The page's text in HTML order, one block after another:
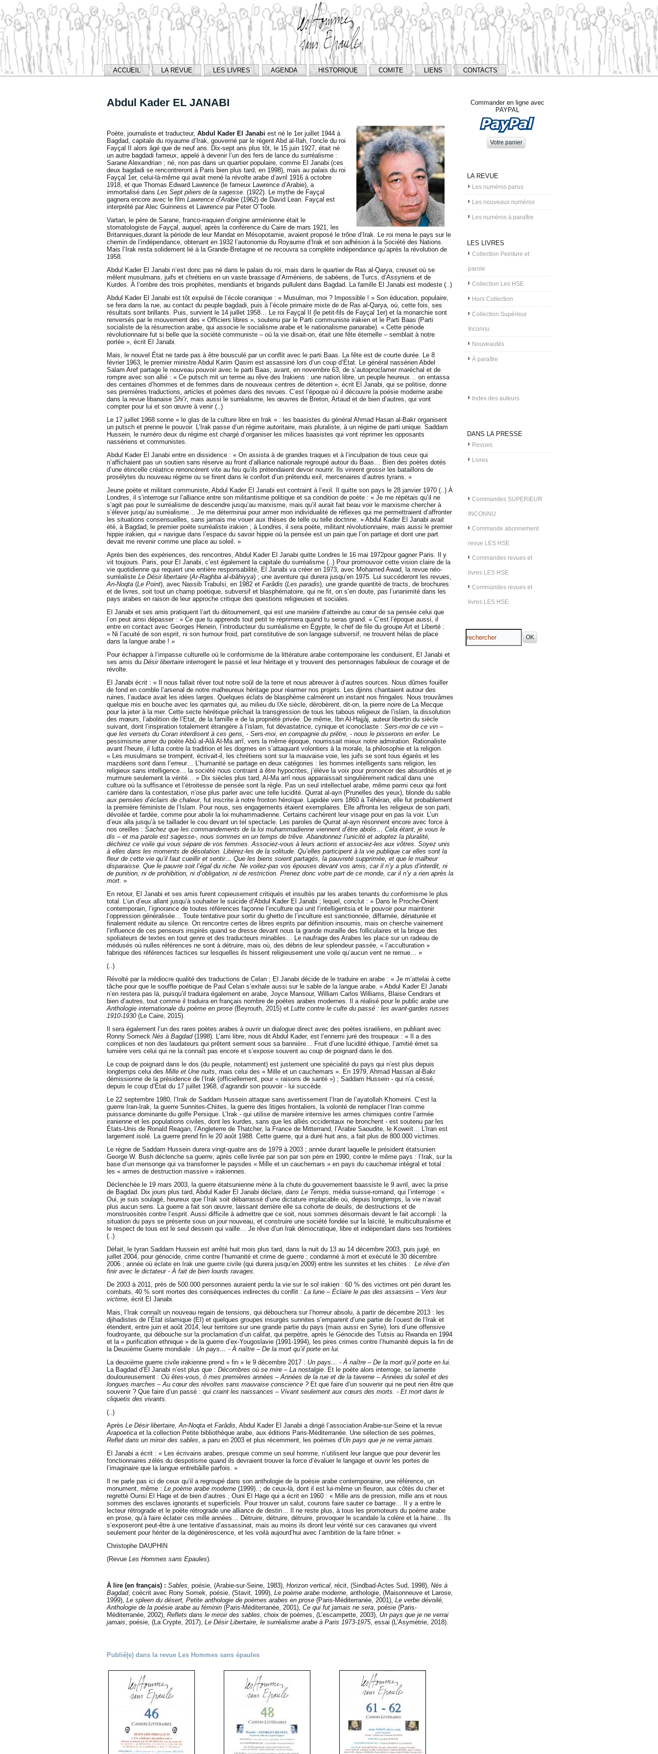
ACCUEIL LA REVUE LES LIVRES AGENDA HISTORIQUE COMITE LIENS CONTACTS
Abdul Kader EL JANABI
Poète, journaliste et traducteur, Abdul Kader El Janabi est né le 1er juillet 1944 à
Bagdad, capitale du royaume d’Irak, gouverné par le régent Abd al-Ilah, l’oncle du roi
Fayçal II alors âgé que de neuf ans. Dix-sept ans plus tôt, le 15 juin 1927, était né
un autre bagdadi fameux, appelé à devenir l’un des fers de lance du surréalisme :
Sarane Alexandrian ; né, non pas dans un quartier populaire, comme El Janabi (ces
deux bagdadi se rencontreront à Paris bien plus tard, en 1998), mais au palais du roi
Fayçal 1er, celui-là-même qui avait mené la révolte arabe d’avril 1916 à octobre
1918, et que Thomas Edward Lawrence (le fameux Lawrence d’Arabie), a
immortalisé dans Les Sept piliers de la sagesse. (1922). Le mythe de Fayçal
gagnera encore avec le film Lawrence d’Arabie (1962) de David Lean. Fayçal est
interprété par Alec Guinness et Lawrence par Peter O’Toole.
Vartan, le père de Sarane, franco-iraquien d’origine arménienne était le
stomatologiste de Fayçal, auquel, après la conférence du Caire de mars 1921, les
Britanniques,durant la période de leur Mandat en Mésopotamie, avaient proposé le trône d’Irak. Le roi mena le pays sur le
chemin de l’indépendance, obtenant en 1932 l’autonomie du Royaume d’Irak et son adhésion à la Société des Nations.
Mais l’Irak resta solidement lié à la Grande-Bretagne et ne recouvra sa complète indépendance qu’après la révolution de
1958.
Abdul Kader El Janabi n’est donc pas né dans le palais du roi, mais dans le quartier de Ras al-Qarya, creuset où se
mêlent musulmans, juifs et chrétiens en un vaste brassage d’Arméniens, de sabéens, de Turcs, d’Assyriens et de
Kurdes. À l’ombre des trois prophètes, mendiants et brigands pullulent dans Bagdad. La famille El Janabi est modeste (..)
Abdul Kader El Janabi est tôt expulsé de l’école coranique : « Musulman, moi ? Impossible ! » Son éducation, populaire,
se fera dans la rue, au contact du peuple bagdadi, puis à l’école primaire mixte de de Ras al-Qarya, où, cette fois, ses
résultats sont brillants. Puis, survient le 14 juillet 1958… Le roi Fayçal II (le petit-fils de Fayçal 1er) et la monarchie sont
renversés par le mouvement des « Officiers libres », soutenu par le Parti communiste irakien et le Parti Baas (Parti
socialiste de la résurrection arabe, qui associe le socialisme arabe et le nationalisme panarabe). « Cette période
révolutionnaire fut si belle que la société communiste – où la vie disait-on, était une fête éternelle – semblait à notre
portée », écrit El Janabi.
Mais, le nouvel État ne tarde pas à être bousculé par un conflit avec le parti Baas. La fête est de courte durée. Le 8
février 1963, le premier ministre Abdul Karim Qasim est assassiné lors d’un coup d’État. Le général nassérien Abdel
Salam Aref partage le nouveau pouvoir avec le parti Baas, avant, en novembre 63, de s’autoproclamer maréchal et de
rompre avec son allié : « Ce putsch mit un terme au rêve des Irakiens : une nation libre, un peuple heureux… on entassa
des centaines d’hommes et de femmes dans de nouveaux centres de détention », écrit El Janabi, qui se politise, donne
ses premières traductions, articles et poèmes dans des revues. C’est l’époque où il découvre la poésie moderne arabe
dans la revue libanaise Shi’r, mais aussi le surréalisme, les œuvres de Breton, Artaud et de bien d’autres, qui vont
compter pour lui et son œuvre à venir (..)
Le 17 juillet 1968 sonne « le glas de la culture libre en Irak » : les baasistes du général Ahmad Hasan al-Bakr organisent
un putsch et prenne le pouvoir. L’Irak passe d’un régime autoritaire, mais pluraliste, à un régime de parti unique. Saddam
Hussein, le numéro deux du régime est chargé d’organiser les milices baasistes qui vont réprimer les opposants
nassériens et communistes.
Abdul Kader El Janabi entre en dissidence : « On assista à de grandes traques et à l’inculpation de tous ceux qui
n’affichaient pas un soutien sans réserve au front d’alliance nationale regroupé autour du Baas… Bien des poètes dotés
d’une étincelle créatrice renoncèrent vite au feu qu’ils prétendaient devoir nourrir. Ils vinrent grossir les bataillons de
prosélytes du nouveau régime ou se firent dans le confort d’un prétendu exil, mercenaires d’autres tyrans. »
Jeune poète et militant communiste, Abdul Kader El Janabi est contraint à l’exil. Il quitte son pays le 28 janvier 1970 (..) À
Londres, il s’interroge sur l’alliance entre son militantisme politique et sa condition de poète : « Je me répétais qu’il ne
s’agit pas pour le surréalisme de descendre jusqu’au marxisme, mais qu’il aurait fait beau voir le marxisme chercher à
s’élever jusqu’au surréalisme… Je me déterminai pour armer mon individualité de réflexes qui me permettraient d’affronter
les situations consensuelles, sans jamais me vouer aux thèses de telle ou telle doctrine. » Abdul Kader El Janabi avait
été, à Bagdad, le premier poète surréaliste irakien ; à Londres, il sera poète, militant révolutionnaire, mais aussi le premier
hippie irakien, qui « navigue dans l’espace du savoir hippie où la pensée est un pain que l’on partage et dont une part
devait me revenir comme une place au soleil. »
Après bien des expériences, des rencontres, Abdul Kader El Janabi quitte Londres le 16 mai 1972pour gagner Paris. Il y
vit toujours. Paris, pour El Janabi, c’est également la capitale du surréalisme (..) Pour promouvoir cette vision claire de la
vie quotidienne qui requiert une entière responsabilité, El Janabi va créer en 1973, avec Mohamed Awad, la revue néo-
surréaliste Le Désir libertaire (Ar-Raghba al-ibâhiyya) ; une aventure qui durera jusqu’en 1975. Lui succéderont les revues,
An-Noqta (Le Point), avec Nassib Trabulsi, en 1982 et Farâdis (Les paradis), une grande quantité de tracts, de brochures
et de livres, soit tout un champ poétique, subversif et blasphématoire, qui ne fit, on s’en doute, pas l’unanimité dans les
pays arabes en raison de leur approche critique des questions religieuses et sociales.
El Janabi et ses amis pratiquent l’art du détournement, qui est une manière d’atteindre au cœur de sa pensée celui que
l’on peut ainsi dépasser : « Ce que tu apprends tout petit te réprimera quand tu seras grand. » C’est l’époque aussi, il
entre en contact avec Georges Henein, l’introducteur du surréalisme en Égypte, le chef de file du groupe Art et Liberté :
« Ni l’acuité de son esprit, ni son humour froid, part constitutive de son langage subversif, ne trouvent hélas de place
dans la langue arabe ! »
Pour échapper à l’impasse culturelle où le conformisme de la littérature arabe contemporaine les conduisent, El Janabi et
ses amis du Désir libertaire interrogent le passé et leur héritage et y trouvent des personnages fabuleux de courage et de
révolte.
El Janabi écrit : « Il nous fallait rêver tout notre soûl de la terre et nous abreuver à d’autres sources. Nous dûmes fouiller
de fond en comble l’arsenal de notre malheureux héritage pour réarmer nos projets. Les djinns chantaient autour des
ruines, l’audace avait les idées larges. Quelques éclats de blasphème calmèrent un instant nos fringales. Nous trouvâmes
quelque mis en bouche avec les qarmates qui, au milieu du IXe siècle, dérobèrent, dit-on, la pierre noire de La Mecque
pour la jeter à la mer. Cette secte hérétique prêchait la transgression de tous les tabous religieux de l’islam, la dissolution
des mœurs, l’abolition de l’Etat, de la famille e de la propriété privée. De même, Ibn Al-Hajjâj, auteur libertin du siècle
suivant, dont l’inspiration totalement étrangère à l’islam, fut dévastatrice, cynique et iconoclaste : Sers-moi de ce vin –
que les versets du Coran interdisent à ces gens, - Sers-moi, en compagnie du prêtre, - nous le pisserons en enfer. Le
pessimisme amer du poète Abû al-Alâ Al-Ma arrî, vers la même époque, nourrissait mieux notre admiration. Rationaliste
avant l’heure, il lutta contre la tradition et les dogmes en s’attaquant volontiers à la morale, la philosophie et la religion.
« Les musulmans se trompent, écrivait-il, les chrétiens sont sur la mauvaise voie, les juifs se sont tous égarés et les
mazdéens sont dans l’erreur… L’humanité se partage en deux catégories : les hommes intelligents sans religion, les
religieux sans intelligence… la société nous contraint à être hypocrites, j’élève la voix pour prononcer des absurdités et je
murmure seulement la vérité… » Dix siècles plus tard, Al-Ma arrî nous apparaissait singulièrement radical dans une
culture où la suffisance et l’étroitesse de pensée sont la règle. Pas un seul intellectuel arabe, même parmi ceux qui font
carrière dans la contestation, n’ose plus parler avec une telle lucidité. Qurrat al-ayn (Prunelles des yeux), blonde du sable
aux pensées d’éclairs de chaleur, fut inscrite à notre fronton héroïque. Lapidée vers 1860 à Téhéran, elle fut probablement
la première féministe de l’Islam. Pour nous, ses engagements étaient exemplaires. Elle affronta les religieux de son parti,
dévoilée et fardée, comme pour abolir la loi muhammadienne. Certains cachèrent leur visage pour en pas la voir. L’un
d’eux alla jusqu’à se taillader le cou devant un tel spectacle. Les paroles de Qurrat al-ayn résonnent encore avec force à
nos oreilles : Sachez que les commandements de la loi muhammadienne viennent d’être abolis… Cela étant, je vous le
dis – et ma parole est sagesse-, nous sommes en un temps de trêve. Abandonnez l’unicité et adoptez la pluralité,
déchirez ce voile qui vous sépare de vos femmes. Associez-vous à leurs actions et associez-les aux vôtres. Soyez unis
à elles dans les moments de désolation. Libérez-les de la solitude. Qu’elles participent à la vie publique car elles sont la
fleur de cette vie qu’il faut cueillir et sentir… Que les biens soient partagés, la pauvreté supprimée, et que le malheur
disparaisse. Que le pauvre soit l’égal du riche. Ne voilez-pas vos épouses devant vos amis, car il n’y a plus d’interdit, ni
de punition, ni de prohibition, ni d’obligation, ni de restriction. Prenez donc votre part de ce monde, car il n’y a rien après la
mort. »
En retour, El Janabi et ses amis furent copieusement critiqués et insultés par les arabes tenants du conformisme le plus
total. L’un d’eux allant jusqu’à souhaiter le suicide d’Abdul Kader El Janabi ; lequel, conclut : « Dans le Proche-Orient
contemporain, l’ignorance de toutes références façonne l’inculture qui unit l’intelligentsia et le pouvoir pour maintenir
l’oppression généralisée… Toute tentative pour sortir du ghetto de l’inculture est sanctionnée, diffamée, dénaturée et
finalement réduite au silence. On rencontre certes de libres esprits par définition insoumis, mais on cherche vainement
l’influence de ces penseurs inspirés quand se dresse devant nous la grande muraille des folliculaires et la brique des
spoliateurs de textes en tout genre et des traducteurs minables… Le naufrage des Arabes les place sur un radeau de
médusés où nulles références ne sont à détruire, mais où, des débris de leur splendeur passée, « l’acculturation »
fabrique des références factices sur lesquelles ils hissent religieusement une voile qu’aucun vent ne remue… »
(..)
Révolté par la médiocre qualité des traductions de Celan ; El Janabi décide de le traduire en arabe : « Je m’attelai à cette
tâche pour que le souffle poétique de Paul Celan s’exhale aussi sur le sable de la langue arabe. » Abdul Kader El Janabi
n’en restera pas là, puisqu’il traduira également en arabe, Joyce Mansour, William Carlos Williams, Blaise Cendrars et
bien d’autres, tout comme il traduira en français nombre de poètes arabes modernes. Il a réalisé pour le public arabe une
Anthologie internationale du poème en prose (Beyrouth, 2015) et Lutte contre le culte du passé : les avant-gardes russes
1910-1930(Le Caire, 2015).
Il sera également l’un des rares poètes arabes à ouvrir un dialogue direct avec des poètes israéliens, en publiant avec
Ronny Someck Nés à Bagdad(1998). L’ami libre, nous dit Abdul Kader, est l’ennemi juré des troupeaux : « Il a des
complices et non des laudateurs qui prêtent serment sous sa bannière… Fruit d’une lucidité éthique, l’amitié émet sa
lumière vers celui qui ne la connaît pas encore et s’expose souvent au coup de poignard dans le dos.
Le coup de poignard dans le dos (du peuple, notamment) est justement une spécialité du pays qui n’est plus depuis
longtemps celui des Mille et Une nuits, mais celui des « Mille et un cauchemars ». En 1979, Ahmad Hassan al-Bakr
démissionne de la présidence de l’Irak (officiellement, pour « raisons de santé ») ; Saddam Hussein - qui n’a cessé,
depuis le coup d’État du 17 juillet 1968, d’agrandir son pouvoir - lui succède.
Le 22 septembre 1980, l’Irak de Saddam Hussein attaque sans avertissement l’Iran de l’ayatollah Khomeini. C’est la
guerre Iran-Irak, la guerre Sunnites-Chiites, la guerre des litiges frontaliers, la volonté de remplacer l’Iran comme
puissance dominante du golfe Persique. L’Irak - qui utilise de manière intensive les armes chimiques contre l’armée
iranienne et les populations civiles, dont les kurdes, sans que les alliés occidentaux ne bronchent - est soutenu par les
États-Unis de Ronald Reagan, l’Angleterre de Thatcher, la France de Mitterrand, l’Arabie Saoudite, le Koweït… L’Iran est
largement isolé. La guerre prend fin le 20 août 1988. Cette guerre, qui a duré huit ans, a fait plus de 800.000 victimes.
Le règne de Saddam Hussein durera vingt-quatre ans de 1979 à 2003 ; année durant laquelle le président étatsunien
George W. Bush déclenche sa guerre, après celle livrée par son par son père en 1990, contre le même pays : l’Irak, sur la
base d’un mensonge qui va transformer le paysdes « Mille et un cauchemars » en pays du cauchemar intégral et total :
les « armes de destruction massive » irakiennes.
Déclenchée le 19 mars 2003, la guerre étatsunienne mène à la chute du gouvernement baassiste le 9 avril, avec la prise
de Bagdad. Dix jours plus tard, Abdul Kader El Janabi déclare, dans Le Temps, média suisse-romand, qui l’interroge : «
Oui, je suis soulagé, heureux que l’Irak soit débarrassé d’une dictature implacable où, depuis longtemps, la vie n’avait
plus aucun sens. La guerre a fait son œuvre, laissant derrière elle sa cohorte de deuils, de destructions et de
monstruosités contre l’esprit. Aussi difficile à admettre que ce soit, nous sommes désormais devant le fait accompli : la
situation du pays se présente sous un jour nouveau, et construire une société fondée sur la laïcité, le multiculturalisme et
le respect de tous est le seul dessein qui vaille… Je rêve d’un Irak démocratique, libre et indépendant dans ses frontières
(..)
Défait, le tyran Saddam Hussein est arrêté huit mois plus tard, dans la nuit du 13 au 14 décembre 2003, puis jugé, en
juillet 2004, pour génocide, crime contre l’humanité et crime de guerre ; condamné à mort et exécuté le 30 décembre
2006 ; année où éclate en Irak une guerre civile (qui durera jusqu’en 2009) entre les sunnites et les chiites : Le rêve d’en
finir avec le dictateur - À fait de bien lourds ravages.
De 2003 à 2011, près de 500.000 personnes auraient perdu la vie sur le sol irakien : 60 % des victimes ont péri durant les
combats, 40 % sont mortes des conséquences indirectes du conflit : La lune – Éclaire le pas des assassins – Vers leur
victime, écrit El Janabi.
Mais, l’Irak connaît un nouveau regain de tensions, qui débouchera sur l’horreur absolu, à partir de décembre 2013 : les
djihadistes de l’État islamique (EI) et quelques groupes insurgés sunnites s’emparent d’une partie de l’ouest de l’Irak et
étendent, entre juin et août 2014, leur territoire sur une grande partie du pays (mais aussi en Syrie), lors d’une offensive
foudroyante, qui débouche sur la proclamation d’un califat, qui perpètre, après le Génocide des Tutsis au Rwanda en 1994
et la « purification ethnique » de la guerre d’ex-Yougoslavie (1991-1994), les pires crimes contre l’humanité depuis la fin de
la Deuxième Guerre mondiale : Un pays… - À naître – De la mort qu’il porte en lui.
La deuxième guerre civile irakienne prend « fin » le 9 décembre 2017 : Un pays… - À naître – De la mort qu’il porte en lui.
La Bagdad d’El Janabi n’est plus que : Décombres où se mire – La nostalgie. Et le poète alors interroge, se lamente
douloureusement : Où êtes-vous, ô mes premières années – Années de la rue et de la taverne – Années du soleil et des
longues marches – Au cœur des révoltes sans mauvaise conscience ?Et que faire d’un souvenir qui ne peut rien être que
souvenir ? Que faire d’un passé : qui craint les naissances – Vivant seulement aux cœurs des morts. - Et mort dans le
cliquetis des vivants.
(..)
Après Le Désir libertaire, An-Noqta et Farâdis, Abdul Kader El Janabi a dirigé l’association Arabie-sur-Seine et la revue
Arapoetica et la collection Petite bibliothèque arabe, aux éditions Paris-Méditerranée. Une sélection de ses poèmes,
Reflet dans un miroir des sables, a paru en 2003 et plus récemment, les poèmes d’Un pays que je ne verrai jamais.
El Janabi a écrit : « Les écrivains arabes, presque comme un seul homme, n’utilisent leur langue que pour devenir les
fonctionnaires zélés du despotisme quand ils devraient trouver la force d’évaluer le langage et ouvrir les portes de
l’imaginaire que la langue entrebâille parfois. »
Il ne parle pas ici de ceux qu’il a regroupé dans son anthologie de la poésie arabe contemporaine, une référence, un
monument, même : Le poème arabe moderne (1999). ; de ceux-là, dont il est lui-même un fleuron, aux côtés du cher et
regretté Ounsi El Hage et de bien d’autres ; Ouni El Hage qui a écrit en 1960 : « Mille ans de pression, mille ans et nous
sommes des esclaves ignorants et superficiels. Pour trouver un salut, courons faire sauter ce barrage… Il y a entre le
lecteur rétrograde et le poète rétrograde une alliance de destin… Il ne reste plus, à tous les promoteurs du poème arabe
en prose, qu’à faire éclater ces mille années… Détruire, détruire, détruire, provoquer le scandale la colère et la haine… Ils
s’exposeront peut-être à une tentative d’assassinat, mais au moins ils diront leur vérité sur ces caravanes qui vivent
seulement pour hériter de la dégénérescence, et les voilà aujourd’hui avec l’ambition de la faire trôner. »
Christophe DAUPHIN
(Revue Les Hommes sans Epaules).
À lire (en français) : Sables, poésie, (Arabie-sur-Seine, 1983), Horizon vertical, récit, (Sindbad-Actes Sud, 1998), Nés à
Bagdad, coécrit avec Rony Somek, poésie, (Stavit, 1999),‎ Le poème arabe moderne, anthologie, (Maisonneuve et Larose,
1999), Le spleen du désert, Petite anthologie de poèmes arabes en prose (Paris-Méditerranée, 2001), Le verbe dévoilé,
Anthologie de la poésie arabe au féminin (Paris-Méditerranée, 2001), Ce qui fut jamais ne sera, poésie (Paris-
Méditerranée, 2002), Reflets dans le miroir des sables, choix de poèmes, (L’escampette, 2003), Un pays que je ne verrai
jamais, poésie, (La Crypte, 2017), Le Désir Libertaire, le surréalisme arabe à Paris 1973-1975, essai (L’Asymétrie, 2018).
Publié(e) dans la revue Les Hommes sans épaules
Commander en ligne avec
PAYPAL
LA REVUE
Les numéros parus
Les nouveaux numéros
Les numéros à paraître
LES LIVRES
Collection Peinture et
parole
Collection Les HSE
Hors Collection
Collection Supérieur
Inconnu
Nouveautés
À paraître
Index des auteurs
DANS LA PRESSE
Revues
Livres
Commandes SUPERIEUR
INCONNU
Commande abonnement
revue LES HSE
Commandes revues et
livres LES HSE
Commandes revues et
livres LES HSE